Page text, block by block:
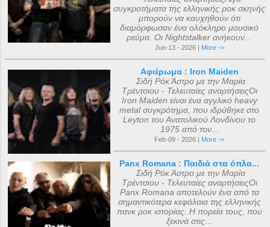
συγκροτήματα της ελληνικής ροκ σκηνής
μπορούν να καυχηθούν ότι
διαμόρφωσαν ένα ολόκληρο μουσικό
ρεύμα. Οι Nightstalker ανήκουν...
Jun-13 - 2026 | More ->
Αφιέρωμα : Iron Maiden
Σιδή Ρόκ Άστρο με την Μαρία
Τρέντσιου - Τελευταίες αναρτήσειςΟι
Iron Maiden είναι ένα αγγλικό heavy
metal συγκρότημα, που ιδρύθηκε στο
Leyton του Ανατολικού Λονδίνου το
1975 από τον...
Feb-09 - 2026 | More ->
Panx Romana : Παιδιά στα όπλα...
Σιδή Ρόκ Άστρο με την Μαρία
Τρέντσιου - Τελευταίες αναρτήσειςΟι
Panx Romana αποτελούν ένα από τα
σημαντικότερα κεφάλαια της ελληνικής
πανκ ροκ ιστορίας. Η πορεία τους, που
ξεκινά στις...